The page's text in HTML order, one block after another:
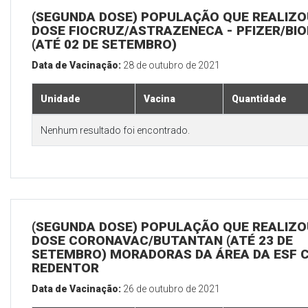
(SEGUNDA DOSE) POPULAÇÃO QUE
DOSE FIOCRUZ/ASTRAZENECA - PFIZER/
(ATÉ 02 DE SETEMBRO)
Data de Vacinação: 28 de outubro de 2021
Unidade Vacina Quantidade
Nenhum resultado foi encontrado.
(SEGUNDA DOSE) POPULAÇÃO QUE
DOSE CORONAVAC/BUTANTAN (ATÉ 23 DE
SETEMBRO) MORADORAS DA ÁREA DA ESF
REDENTOR
Data de Vacinação: 26 de outubro de 2021